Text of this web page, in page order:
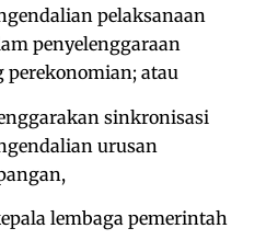
pelaksanaan
penyelenggaraan
atau
sinkronisasi
urusan
lembaga pemerintah